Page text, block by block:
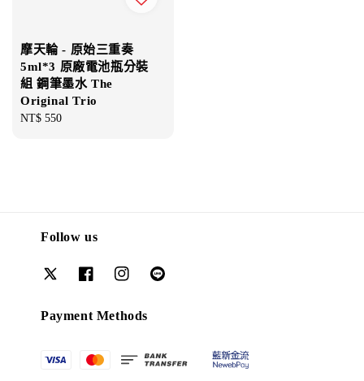
摩天輪 - 原始三重奏
5ml*3 原廠電池瓶分裝
組 鋼筆墨水 The
Original Trio
Regular
NT$ 550
Follow us
Payment Methods